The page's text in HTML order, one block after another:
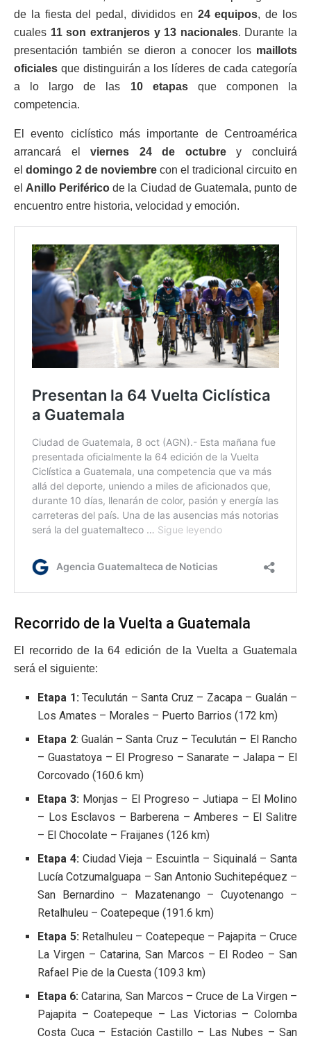
de la fiesta del pedal, divididos en 24 equipos, de los
cuales 11 son extranjeros y 13 nacionales. Durante la
presentación también se dieron a conocer los maillots
oficiales que distinguirán a los líderes de cada categoría
a lo largo de las 10 etapasque componen la
competencia.
El evento ciclístico más importante de Centroamérica
arrancará elviernes 24 de octubrey concluirá
el domingo 2 de noviembre con el tradicional circuito en
el Anillo Periférico de la Ciudad de Guatemala, punto de
encuentro entre historia, velocidad y emoción.
Recorrido de la Vuelta a Guatemala
El recorrido de la 64 edición de la Vuelta a Guatemala
será el siguiente:
Etapa 1:Teculután – Santa Cruz – Zacapa – Gualán –
Los Amates – Morales – Puerto Barrios (172 km)
Etapa 2: Gualán – Santa Cruz – Teculután – El Rancho
– Guastatoya – El Progreso – Sanarate – Jalapa – El
Corcovado (160.6 km)
Etapa 3:Monjas – El Progreso – Jutiapa – El Molino
– Los Esclavos – Barberena – Amberes – El Salitre
– El Chocolate – Fraijanes (126 km)
Etapa 4:Ciudad Vieja – Escuintla – Siquinalá – Santa
Lucía Cotzumalguapa – San Antonio Suchitepéquez –
San Bernardino – Mazatenango – Cuyotenango –
Retalhuleu – Coatepeque (191.6 km)
Etapa 5:Retalhuleu – Coatepeque – Pajapita – Cruce
La Virgen – Catarina, San Marcos – El Rodeo – San
Rafael Pie de la Cuesta (109.3 km)
Etapa 6: Catarina, San Marcos – Cruce de La Virgen –
Pajapita – Coatepeque – Las Victorias – Colomba
Costa Cuca – Estación Castillo – Las Nubes – San